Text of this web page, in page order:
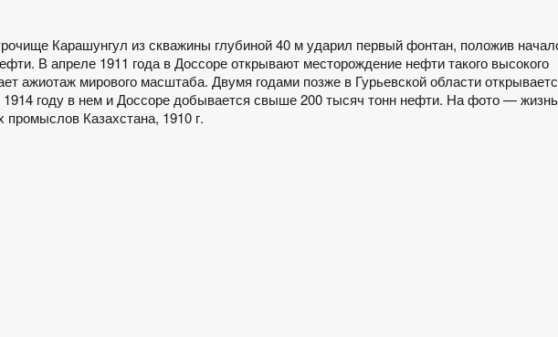
Карашунгул из скважины глубиной 40 м ударил первый фонтан, положив
В апреле 1911 года в Доссоре открывают месторождение нефти такого высокого
ажиотаж мирового масштаба. Двумя годами позже в Гурьевской области
году в нем и Доссоре добывается свыше 200 тысяч тонн нефти. На фото — жизнь
Казахстана, 1910 г.